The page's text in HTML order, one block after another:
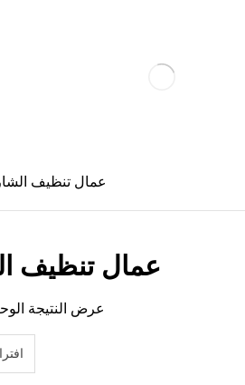
عمال تنظيف
عمال تنظيف
عرض النتيجة